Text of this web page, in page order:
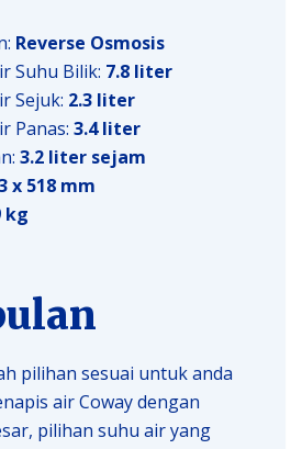
Reverse Osmosis
Suhu Bilik: 7.8 liter
Sejuk: 2.3 liter
Panas: 3.4 liter
3.2 liter sejam
x 518 mm
kg
pilihan sesuai untuk anda
air Coway dengan
pilihan suhu air yang